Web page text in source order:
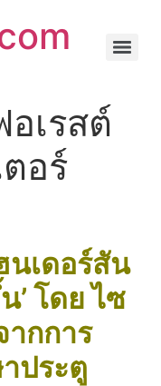
เรสต์
อร์
นเดอร์สัน
’ โดย ไซ
กการ
ประตู